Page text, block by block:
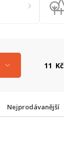
Kč
Nejprodávanější